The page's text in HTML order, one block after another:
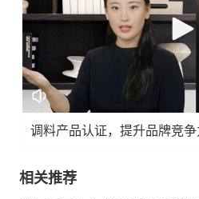
调料产品认证，提升品牌竞争
相关推荐